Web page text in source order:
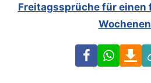
Freitagssprüche für einen
Facebook